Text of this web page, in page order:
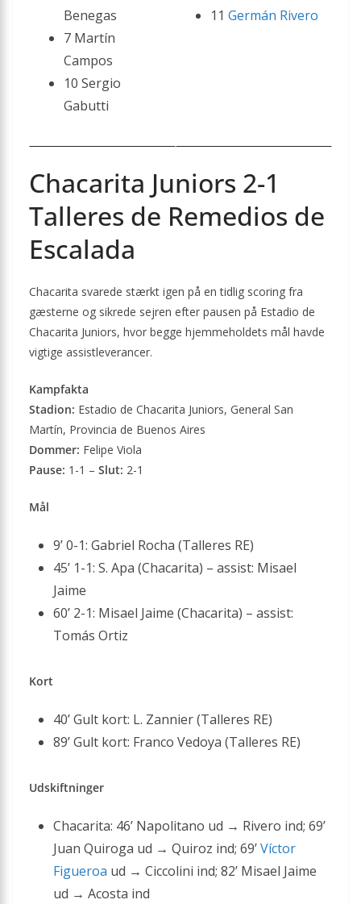
Benegas
7 Martín
Campos
10 Sergio
Gabutti
11 Germán Rivero
Chacarita Juniors 2-1
Talleres de Remedios de
Escalada
Chacarita svarede stærkt igen på en tidlig scoring fra
gæsterne og sikrede sejren efter pausen på Estadio de
Chacarita Juniors, hvor begge hjemmeholdets mål havde
vigtige assistleverancer.
Kampfakta
Stadion: Estadio de Chacarita Juniors, General San
Martín, Provincia de Buenos Aires
Dommer: Felipe Viola
Pause: 1-1 – Slut: 2-1
Mål
9’ 0-1: Gabriel Rocha (Talleres RE)
45’ 1-1: S. Apa (Chacarita) – assist: Misael
Jaime
60’ 2-1: Misael Jaime (Chacarita) – assist:
Tomás Ortiz
Kort
40’ Gult kort: L. Zannier (Talleres RE)
89’ Gult kort: Franco Vedoya (Talleres RE)
Udskiftninger
Chacarita: 46’ Napolitano ud → Rivero ind; 69’
Juan Quiroga ud → Quiroz ind; 69’Víctor
Figueroa ud → Ciccolini ind; 82’ Misael Jaime
ud → Acosta ind